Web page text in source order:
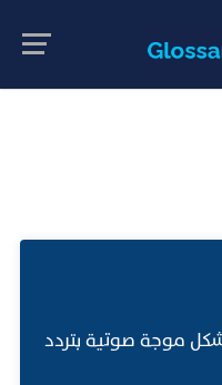
موجة صوتية بتردد